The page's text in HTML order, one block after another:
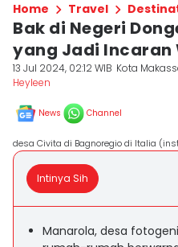
Home Travel
Bak di Negeri
yang Jadi Incaran
13 Jul 2024, 02:12 WIB Kota
Heyleen
News Channel
desa Civita di Bagnoregio di Italia
Intinya Sih
Manarola, desa